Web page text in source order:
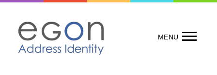
content
MENU